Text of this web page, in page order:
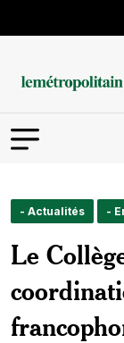
- Actualités -
Le